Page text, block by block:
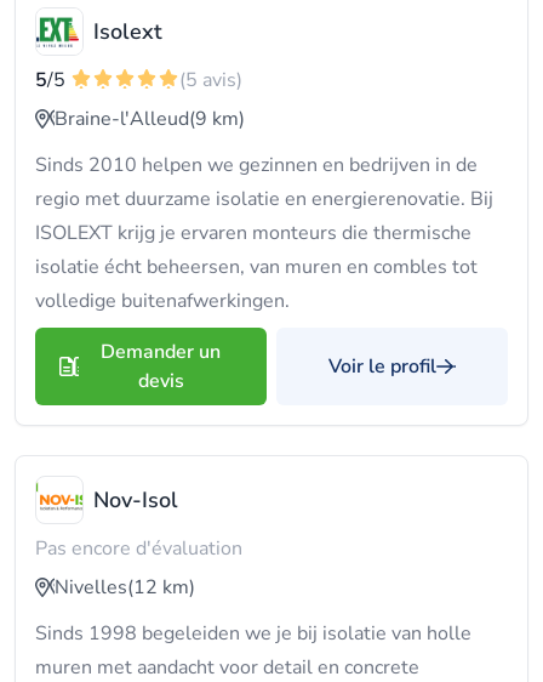
Isolext
5/5
(5 avis)
Braine-l'Alleud(9 km)
Sinds 2010 helpen we gezinnen en bedrijven in de
regio met duurzame isolatie en energierenovatie. Bij
ISOLEXT krijg je ervaren monteurs die thermische
isolatie écht beheersen, van muren en combles tot
volledige buitenafwerkingen.
Demander un
devis
Voir le profil
Nov-Isol
Pas encore d'évaluation
Nivelles(12 km)
Sinds 1998 begeleiden we je bij isolatie van holle
muren met aandacht voor detail en concrete